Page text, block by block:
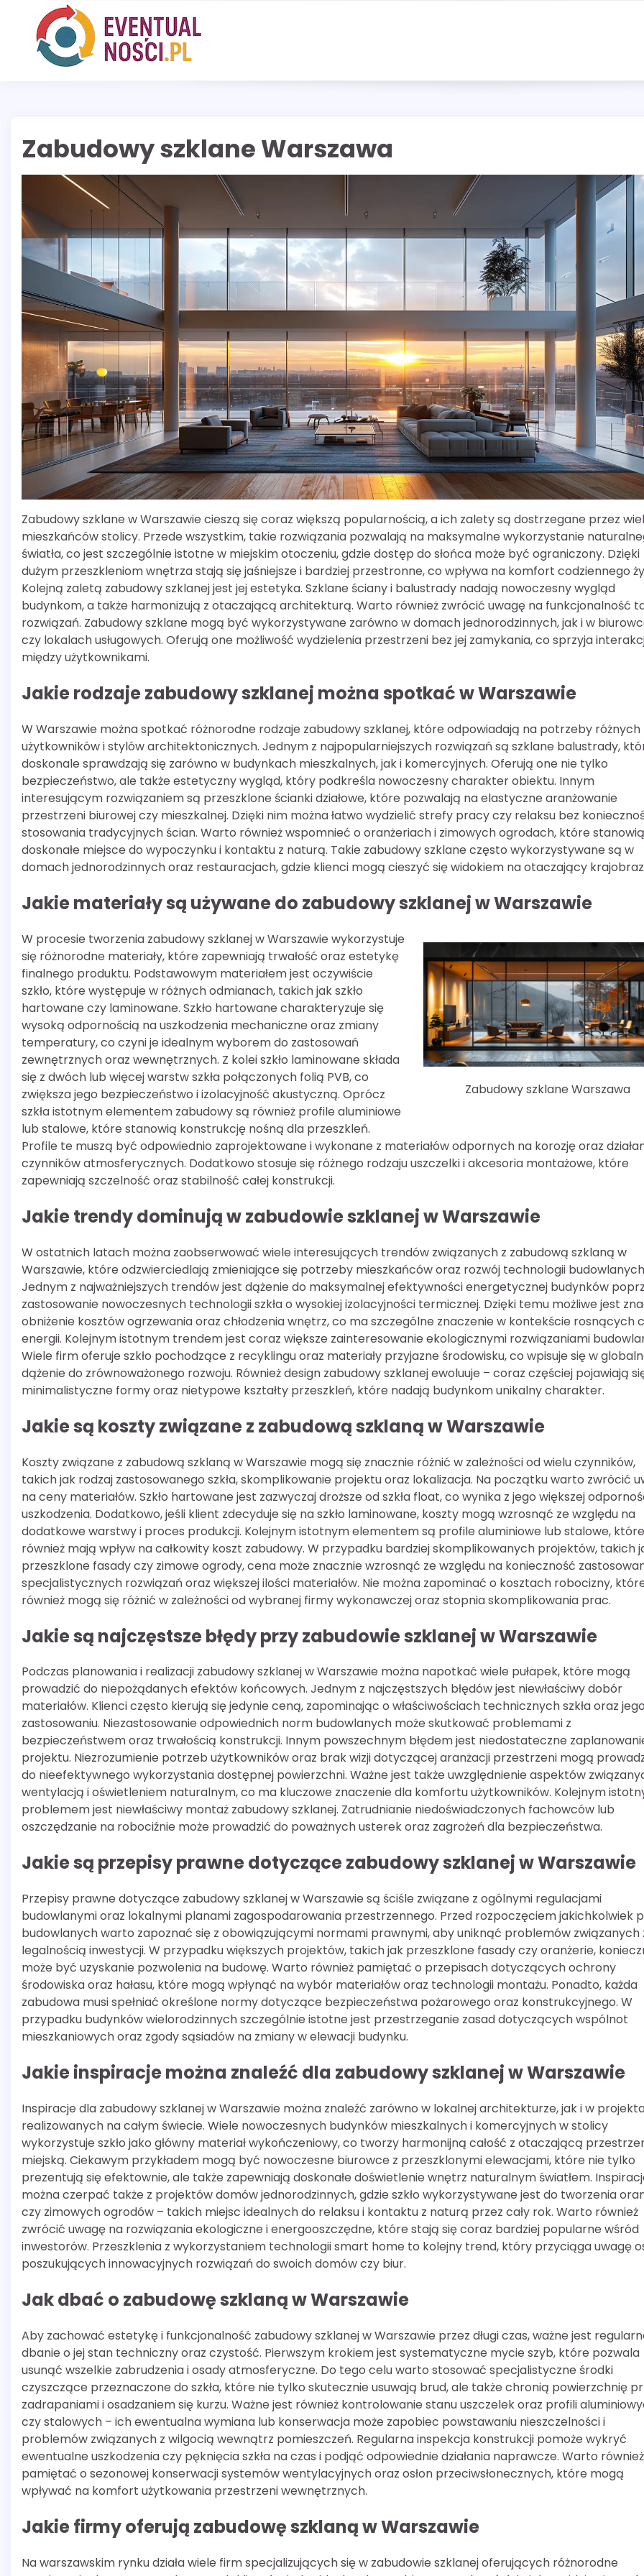
content
Zabudowy szklane Warszawa
Zabudowy szklane w Warszawie cieszą się coraz większą popularnością, a ich zalety są dostrzegane przez
mieszkańców stolicy. Przede wszystkim, takie rozwiązania pozwalają na maksymalne wykorzystanie
światła, co jest szczególnie istotne w miejskim otoczeniu, gdzie dostęp do słońca może być ograniczony. Dzięki
dużym przeszkleniom wnętrza stają się jaśniejsze i bardziej przestronne, co wpływa na komfort codziennego
Kolejną zaletą zabudowy szklanej jest jej estetyka. Szklane ściany i balustrady nadają nowoczesny wygląd
budynkom, a także harmonizują z otaczającą architekturą. Warto również zwrócić uwagę na funkcjonalność
rozwiązań. Zabudowy szklane mogą być wykorzystywane zarówno w domach jednorodzinnych, jak i w
czy lokalach usługowych. Oferują one możliwość wydzielenia przestrzeni bez jej zamykania, co sprzyja
między użytkownikami.
Jakie rodzaje zabudowy szklanej można spotkać w Warszawie
W Warszawie można spotkać różnorodne rodzaje zabudowy szklanej, które odpowiadają na potrzeby różnych
użytkowników i stylów architektonicznych. Jednym z najpopularniejszych rozwiązań są szklane balustrady,
doskonale sprawdzają się zarówno w budynkach mieszkalnych, jak i komercyjnych. Oferują one nie tylko
bezpieczeństwo, ale także estetyczny wygląd, który podkreśla nowoczesny charakter obiektu. Innym
interesującym rozwiązaniem są przeszklone ścianki działowe, które pozwalają na elastyczne aranżowanie
przestrzeni biurowej czy mieszkalnej. Dzięki nim można łatwo wydzielić strefy pracy czy relaksu bez
stosowania tradycyjnych ścian. Warto również wspomnieć o oranżeriach i zimowych ogrodach, które stanowią
doskonałe miejsce do wypoczynku i kontaktu z naturą. Takie zabudowy szklane często wykorzystywane są w
domach jednorodzinnych oraz restauracjach, gdzie klienci mogą cieszyć się widokiem na otaczający
Jakie materiały są używane do zabudowy szklanej w Warszawie
Zabudowy szklane Warszawa
W procesie tworzenia zabudowy szklanej w Warszawie wykorzystuje
się różnorodne materiały, które zapewniają trwałość oraz estetykę
finalnego produktu. Podstawowym materiałem jest oczywiście
szkło, które występuje w różnych odmianach, takich jak szkło
hartowane czy laminowane. Szkło hartowane charakteryzuje się
wysoką odpornością na uszkodzenia mechaniczne oraz zmiany
temperatury, co czyni je idealnym wyborem do zastosowań
zewnętrznych oraz wewnętrznych. Z kolei szkło laminowane składa
się z dwóch lub więcej warstw szkła połączonych folią PVB, co
zwiększa jego bezpieczeństwo i izolacyjność akustyczną. Oprócz
szkła istotnym elementem zabudowy są również profile aluminiowe
lub stalowe, które stanowią konstrukcję nośną dla przeszkleń.
Profile te muszą być odpowiednio zaprojektowane i wykonane z materiałów odpornych na korozję oraz
czynników atmosferycznych. Dodatkowo stosuje się różnego rodzaju uszczelki i akcesoria montażowe, które
zapewniają szczelność oraz stabilność całej konstrukcji.
Jakie trendy dominują w zabudowie szklanej w Warszawie
W ostatnich latach można zaobserwować wiele interesujących trendów związanych z zabudową szklaną w
Warszawie, które odzwierciedlają zmieniające się potrzeby mieszkańców oraz rozwój technologii
Jednym z najważniejszych trendów jest dążenie do maksymalnej efektywności energetycznej budynków
zastosowanie nowoczesnych technologii szkła o wysokiej izolacyjności termicznej. Dzięki temu możliwe jest
obniżenie kosztów ogrzewania oraz chłodzenia wnętrz, co ma szczególne znaczenie w kontekście rosnących
energii. Kolejnym istotnym trendem jest coraz większe zainteresowanie ekologicznymi rozwiązaniami
Wiele firm oferuje szkło pochodzące z recyklingu oraz materiały przyjazne środowisku, co wpisuje się w
dążenie do zrównoważonego rozwoju. Również design zabudowy szklanej ewoluuje – coraz częściej pojawiają
minimalistyczne formy oraz nietypowe kształty przeszkleń, które nadają budynkom unikalny charakter.
Jakie są koszty związane z zabudową szklaną w Warszawie
Koszty związane z zabudową szklaną w Warszawie mogą się znacznie różnić w zależności od wielu czynników,
takich jak rodzaj zastosowanego szkła, skomplikowanie projektu oraz lokalizacja. Na początku warto zwrócić
na ceny materiałów. Szkło hartowane jest zazwyczaj droższe od szkła float, co wynika z jego większej
uszkodzenia. Dodatkowo, jeśli klient zdecyduje się na szkło laminowane, koszty mogą wzrosnąć ze względu na
dodatkowe warstwy i proces produkcji. Kolejnym istotnym elementem są profile aluminiowe lub stalowe, które
również mają wpływ na całkowity koszt zabudowy. W przypadku bardziej skomplikowanych projektów, takich
przeszklone fasady czy zimowe ogrody, cena może znacznie wzrosnąć ze względu na konieczność
specjalistycznych rozwiązań oraz większej ilości materiałów. Nie można zapominać o kosztach robocizny,
również mogą się różnić w zależności od wybranej firmy wykonawczej oraz stopnia skomplikowania prac.
Jakie są najczęstsze błędy przy zabudowie szklanej w Warszawie
Podczas planowania i realizacji zabudowy szklanej w Warszawie można napotkać wiele pułapek, które mogą
prowadzić do niepożądanych efektów końcowych. Jednym z najczęstszych błędów jest niewłaściwy dobór
materiałów. Klienci często kierują się jedynie ceną, zapominając o właściwościach technicznych szkła oraz jego
zastosowaniu. Niezastosowanie odpowiednich norm budowlanych może skutkować problemami z
bezpieczeństwem oraz trwałością konstrukcji. Innym powszechnym błędem jest niedostateczne
projektu. Niezrozumienie potrzeb użytkowników oraz brak wizji dotyczącej aranżacji przestrzeni mogą
do nieefektywnego wykorzystania dostępnej powierzchni. Ważne jest także uwzględnienie aspektów
wentylacją i oświetleniem naturalnym, co ma kluczowe znaczenie dla komfortu użytkowników. Kolejnym
problemem jest niewłaściwy montaż zabudowy szklanej. Zatrudnianie niedoświadczonych fachowców lub
oszczędzanie na robociźnie może prowadzić do poważnych usterek oraz zagrożeń dla bezpieczeństwa.
Jakie są przepisy prawne dotyczące zabudowy szklanej w Warszawie
Przepisy prawne dotyczące zabudowy szklanej w Warszawie są ściśle związane z ogólnymi regulacjami
budowlanymi oraz lokalnymi planami zagospodarowania przestrzennego. Przed rozpoczęciem jakichkolwiek
budowlanych warto zapoznać się z obowiązującymi normami prawnymi, aby uniknąć problemów związanych
legalnością inwestycji. W przypadku większych projektów, takich jak przeszklone fasady czy oranżerie,
może być uzyskanie pozwolenia na budowę. Warto również pamiętać o przepisach dotyczących ochrony
środowiska oraz hałasu, które mogą wpłynąć na wybór materiałów oraz technologii montażu. Ponadto, każda
zabudowa musi spełniać określone normy dotyczące bezpieczeństwa pożarowego oraz konstrukcyjnego. W
przypadku budynków wielorodzinnych szczególnie istotne jest przestrzeganie zasad dotyczących wspólnot
mieszkaniowych oraz zgody sąsiadów na zmiany w elewacji budynku.
Jakie inspiracje można znaleźć dla zabudowy szklanej w Warszawie
Inspiracje dla zabudowy szklanej w Warszawie można znaleźć zarówno w lokalnej architekturze, jak i w
realizowanych na całym świecie. Wiele nowoczesnych budynków mieszkalnych i komercyjnych w stolicy
wykorzystuje szkło jako główny materiał wykończeniowy, co tworzy harmonijną całość z otaczającą
miejską. Ciekawym przykładem mogą być nowoczesne biurowce z przeszklonymi elewacjami, które nie tylko
prezentują się efektownie, ale także zapewniają doskonałe doświetlenie wnętrz naturalnym światłem.
można czerpać także z projektów domów jednorodzinnych, gdzie szkło wykorzystywane jest do tworzenia
czy zimowych ogrodów – takich miejsc idealnych do relaksu i kontaktu z naturą przez cały rok. Warto również
zwrócić uwagę na rozwiązania ekologiczne i energooszczędne, które stają się coraz bardziej popularne wśród
inwestorów. Przeszklenia z wykorzystaniem technologii smart home to kolejny trend, który przyciąga uwagę
poszukujących innowacyjnych rozwiązań do swoich domów czy biur.
Jak dbać o zabudowę szklaną w Warszawie
Aby zachować estetykę i funkcjonalność zabudowy szklanej w Warszawie przez długi czas, ważne jest
dbanie o jej stan techniczny oraz czystość. Pierwszym krokiem jest systematyczne mycie szyb, które pozwala
usunąć wszelkie zabrudzenia i osady atmosferyczne. Do tego celu warto stosować specjalistyczne środki
czyszczące przeznaczone do szkła, które nie tylko skutecznie usuwają brud, ale także chronią powierzchnię
zadrapaniami i osadzaniem się kurzu. Ważne jest również kontrolowanie stanu uszczelek oraz profili
czy stalowych – ich ewentualna wymiana lub konserwacja może zapobiec powstawaniu nieszczelności i
problemów związanych z wilgocią wewnątrz pomieszczeń. Regularna inspekcja konstrukcji pomoże wykryć
ewentualne uszkodzenia czy pęknięcia szkła na czas i podjąć odpowiednie działania naprawcze. Warto również
pamiętać o sezonowej konserwacji systemów wentylacyjnych oraz osłon przeciwsłonecznych, które mogą
wpływać na komfort użytkowania przestrzeni wewnętrznych.
Jakie firmy oferują zabudowę szklaną w Warszawie
Na warszawskim rynku działa wiele firm specjalizujących się w zabudowie szklanej oferujących różnorodne